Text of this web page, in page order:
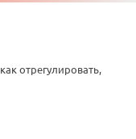
отрегулировать,